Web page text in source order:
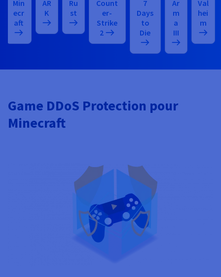
Min
ecr
aft
AR
K
Ru
st
Count
er-
Strike
2
7
Days
to
Die
Ar
m
a
III
Val
hei
m
Game DDoS Protection pour
Minecraft